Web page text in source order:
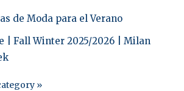
de Moda para el Verano
| Fall Winter 2025/2026 | Milan
»